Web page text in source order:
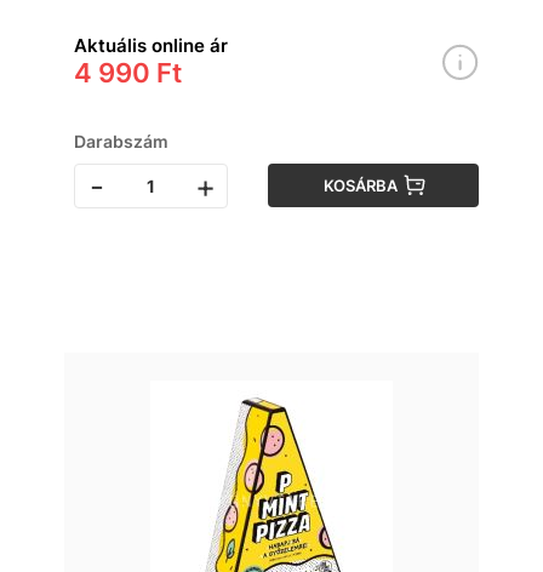
Aktuális online ár
4 990 Ft
Darabszám
- + KOSÁRBA